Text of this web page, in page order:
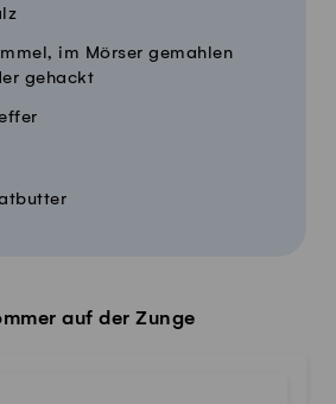
im Mörser gemahlen
gehackt
auf der Zunge